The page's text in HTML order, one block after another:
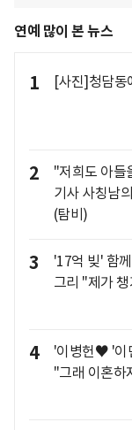
연예 많이 본 뉴스
1 [사진]청담동
2
"저희도 아
기사 사칭남
(탐비)
3
'17억 빚' 함
그리 "제가
4
'이병헌♥ '이
"그래 이혼하